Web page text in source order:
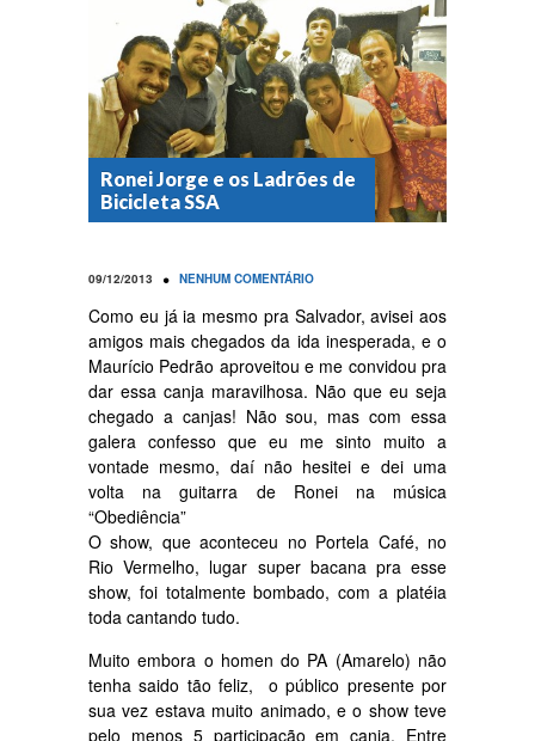
Ronei Jorge e os Ladrões de
Bicicleta SSA
09/12/2013 • NENHUM COMENTÁRIO
Como eu já ia mesmo pra Salvador, avisei aos
amigos mais chegados da ida inesperada, e o
Maurício Pedrão aproveitou e me convidou pra
dar essa canja maravilhosa. Não que eu seja
chegado a canjas! Não sou, mas com essa
galera confesso que eu me sinto muito a
vontade mesmo, daí não hesitei e dei uma
volta na guitarra de Ronei na música
“Obediência”
O show, que aconteceu no Portela Café, no
Rio Vermelho, lugar super bacana pra esse
show, foi totalmente bombado, com a platéia
toda cantando tudo.
Muito embora o homen do PA (Amarelo) não
tenha saido tão feliz, o público presente por
sua vez estava muito animado, e o show teve
pelo menos 5 participação em canja. Entre